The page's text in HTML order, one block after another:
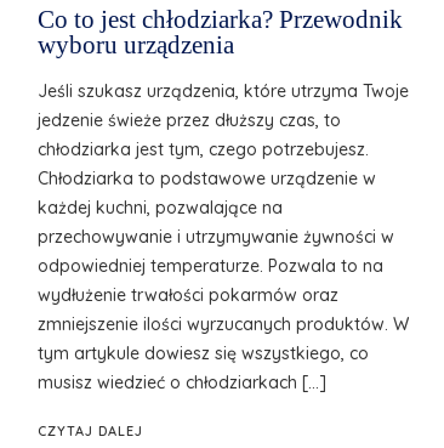
Co to jest chłodziarka? Przewodnik
wyboru urządzenia
Jeśli szukasz urządzenia, które utrzyma Twoje
jedzenie świeże przez dłuższy czas, to
chłodziarka jest tym, czego potrzebujesz.
Chłodziarka to podstawowe urządzenie w
każdej kuchni, pozwalające na
przechowywanie i utrzymywanie żywności w
odpowiedniej temperaturze. Pozwala to na
wydłużenie trwałości pokarmów oraz
zmniejszenie ilości wyrzucanych produktów. W
tym artykule dowiesz się wszystkiego, co
musisz wiedzieć o chłodziarkach […]
CZYTAJ DALEJ